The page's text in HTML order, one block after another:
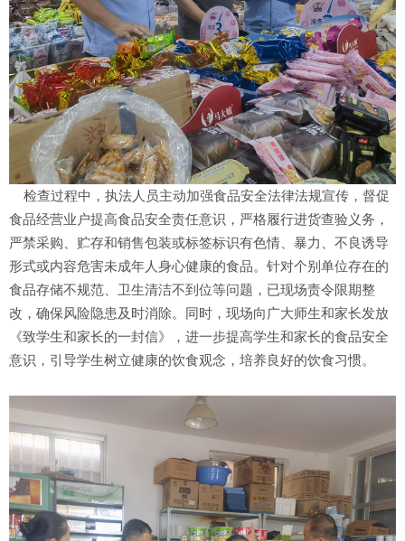
检查过程中，执法人员主动加强食品安全法律法规宣传，督促
食品经营业户提高食品安全责任意识，严格履行进货查验义务，
严禁采购、贮存和销售包装或标签标识有色情、暴力、不良诱导
形式或内容危害未成年人身心健康的食品。针对个别单位存在的
食品存储不规范、卫生清洁不到位等问题，已现场责令限期整
改，确保风险隐患及时消除。同时，现场向广大师生和家长发放
《致学生和家长的一封信》，进一步提高学生和家长的食品安全
意识，引导学生树立健康的饮食观念，培养良好的饮食习惯。